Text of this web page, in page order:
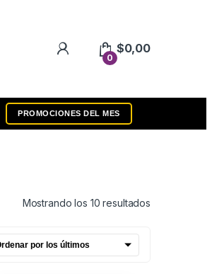
0
$0,00
PROMOCIONES DEL MES
Mostrando los 10 resultados